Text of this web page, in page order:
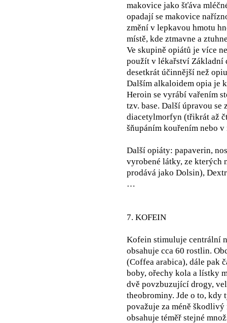
makovice jako šťáva
opadají se makovice
změní v lepkavou hmotu
místě, kde ztmavne a
Ve skupině opiátů je více
použít v lékařství Základní
desetkrát účinnější než
Dalším alkaloidem opia je
Heroin se vyrábí vařením
tzv. base. Další úpravou
diacetylmorfyn (třikrát až
šňupáním kouřením nebo
Další opiáty: papaverin,
vyrobené látky, ze kterých
prodává jako Dolsin),
…
7. KOFEIN
Kofein stimuluje centrální
obsahuje cca 60 rostlin.
(Coffea arabica), dále pak
boby, ořechy kola a lístky
dvě povzbuzující drogy,
theobrominy. Jde o to, kdy
považuje za méně
obsahuje téměř stejné